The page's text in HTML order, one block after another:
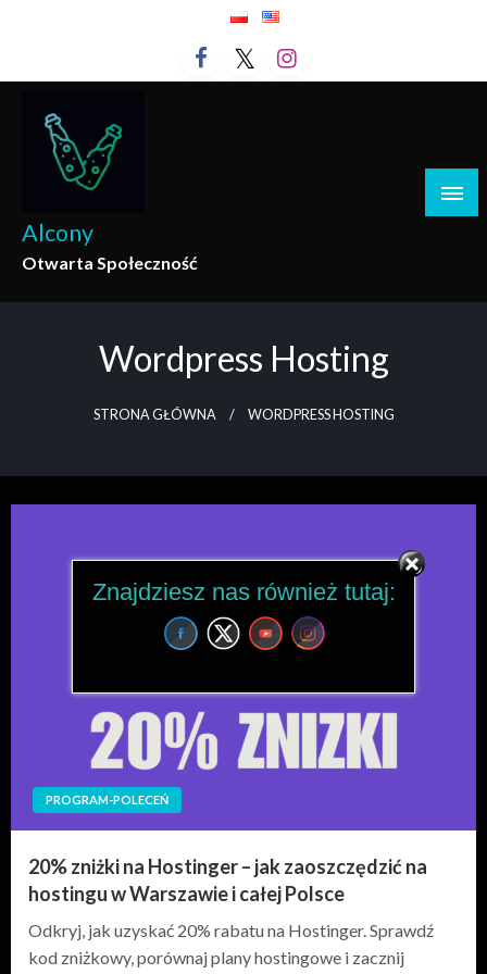
Alcony
Otwarta Społeczność
Wordpress Hosting
STRONA GŁÓWNA WORDPRESS HOSTING
PROGRAM-POLECEŃ
20% zniżki na Hostinger – jak zaoszczędzić na
hostingu w Warszawie i całej Polsce
Odkryj, jak uzyskać 20% rabatu na Hostinger. Sprawdź
kod zniżkowy, porównaj plany hostingowe i zacznij
Znajdziesz nas również tutaj: